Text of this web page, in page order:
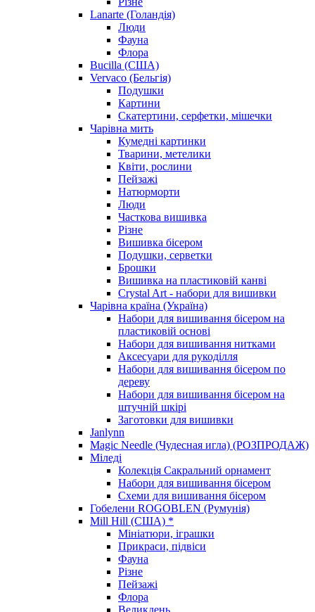
Lanarte (Голандія)
Люди
Фауна
Флора
Bucilla (США)
Vervaco (Бельгія)
Подушки
Картини
Скатертини, серфетки, мішечки
Чарiвна мить
Кумедні картинки
Тварини, метелики
Квіти, рослини
Пейзажі
Натюрморти
Люди
Часткова вишивка
Різне
Вишивка бісером
Подушки, серветки
Брошки
Вишивка на пластиковій канві
Crystal Art - набори для вишивки
Чарівна країна (Україна)
Набори для вишивання бісером на
пластиковій основі
Набори для вишивання нитками
Аксесуари для рукоділля
Набори для вишивання бісером по
дереву
Набори для вишивання бісером на
штучній шкірі
Заготовки для вишивки
Janlynn
Magic Needle (Чудесная игла) (РОЗПРОДАЖ)
Міледі
Колекція Сакральний орнамент
Набори для вишивання бісером
Схеми для вишивання бісером
Гобелени ROGOBLEN (Румунія)
Mill Hill (США) *
Мініатюри, іграшки
Прикраси, підвіси
Фауна
Різне
Пейзажі
Флора
Великдень